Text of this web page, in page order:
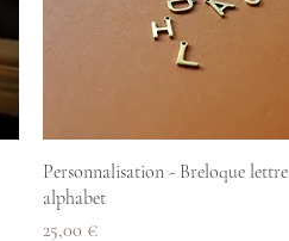
Aperçu rapide
Personnalisation - Breloque lettre
alphabet
Prix
25,00 €